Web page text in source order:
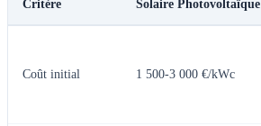
Critère Solaire Photovoltaïque
Coût initial 1 500-3 000 €/kWc